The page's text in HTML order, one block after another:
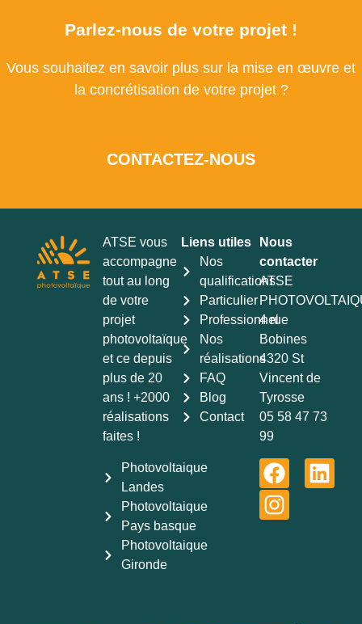
Parlez-nous de votre projet !
Vous souhaitez en savoir plus sur la mise en œuvre et
la concrétisation de votre projet ?
CONTACTEZ-NOUS
ATSE vous
accompagne
tout au long
de votre
projet
photovoltaïque
et ce depuis
plus de 20
ans ! +2000
réalisations
faites !
Photovoltaique
Landes
Photovoltaique
Pays basque
Photovoltaique
Gironde
Liens utiles
Nos
qualifications
Particulier
Professionnel
Nos
réalisations
FAQ
Blog
Contact
Nous
contacter
ATSE
4 rue
Bobines
4320 St
Vincent de
Tyrosse
05 58 47 73
99